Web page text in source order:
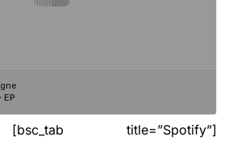
title=”Spotify”]